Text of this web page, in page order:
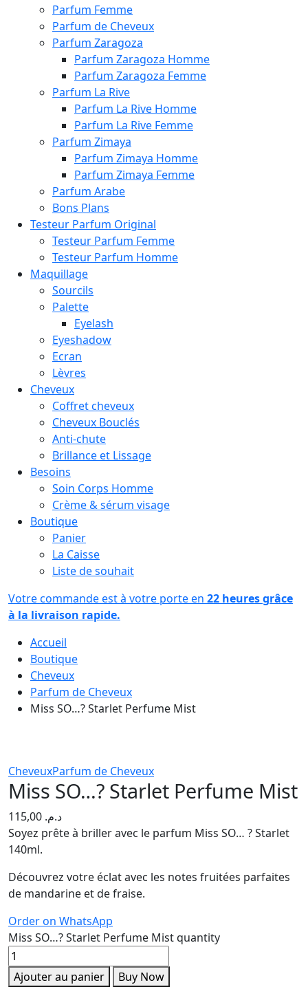
Parfum Femme
Parfum de Cheveux
Parfum Zaragoza
Parfum Zaragoza Homme
Parfum Zaragoza Femme
Parfum La Rive
Parfum La Rive Homme
Parfum La Rive Femme
Parfum Zimaya
Parfum Zimaya Homme
Parfum Zimaya Femme
Parfum Arabe
Bons Plans
Testeur Parfum Original
Testeur Parfum Femme
Testeur Parfum Homme
Maquillage
Sourcils
Palette
Eyelash
Eyeshadow
Ecran
Lèvres
Cheveux
Coffret cheveux
Cheveux Bouclés
Anti-chute
Brillance et Lissage
Besoins
Soin Corps Homme
Crème & sérum visage
Boutique
Panier
La Caisse
Liste de souhait
Votre commande est à votre porte en 22 heures grâce
à la livraison rapide.
Accueil
Boutique
Cheveux
Parfum de Cheveux
Miss SO…? Starlet Perfume Mist
CheveuxParfum de Cheveux
Miss SO…? Starlet Perfume Mist
د.م.
Soyez prête à briller avec le parfum Miss SO… ? Starlet
140ml.
Découvrez votre éclat avec les notes fruitées parfaites
de mandarine et de fraise.
Order on WhatsApp
Miss SO…? Starlet Perfume Mist quantity
Ajouter au panier
Buy Now